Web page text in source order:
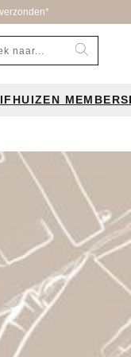
Portemonnees
Inspiratie
Bruiloft
De leukste
Losse
Verzorging